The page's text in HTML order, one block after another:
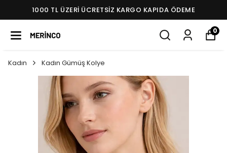
1000 TL ÜZERI ÜCRETSIZ KARGO KAPIDA ÖDEME
0
Kadın Kadın Gümüş Kolye